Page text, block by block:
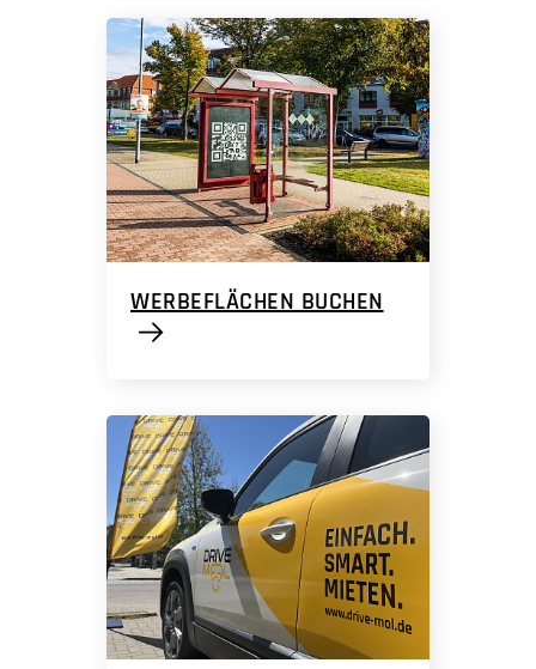
WERBEFLÄCHEN BUCHEN